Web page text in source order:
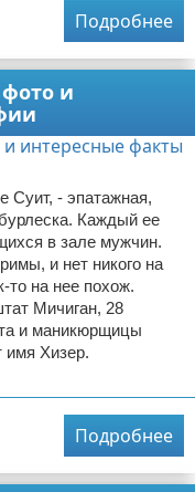
Подробнее
и
Суит, - эпатажная,
Каждый ее
в зале мужчин.
и нет никого на
то на нее похож.
Мичиган, 28
и маникюрщицы
имя Хизер.
Подробнее